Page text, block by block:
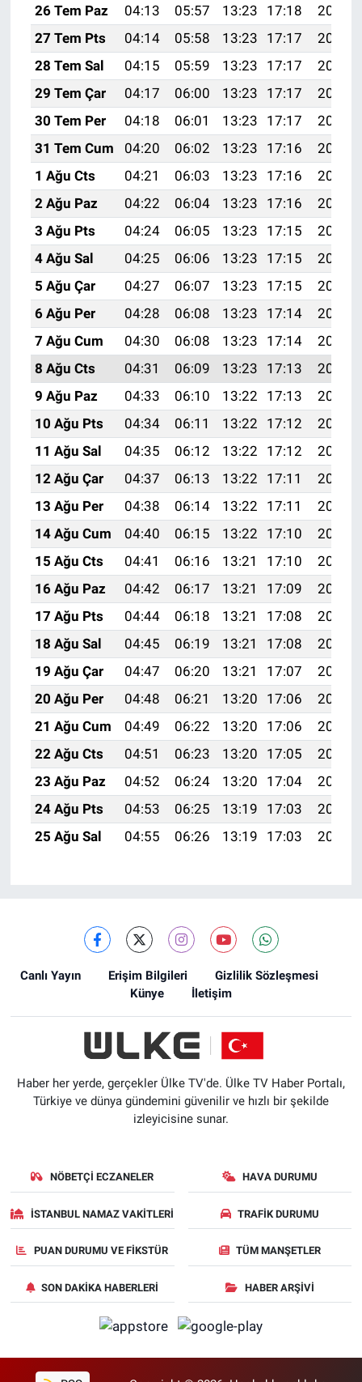
26 Tem Paz
04:13 05:57 13:23 17:18
20:39
27 Tem Pts
04:14 05:58 13:23 17:17
20:38
28 Tem Sal
04:15 05:59 13:23 17:17
20:38
29 Tem Çar
04:17 06:00 13:23 17:17
20:37
30 Tem Per
04:18 06:01 13:23 17:17
20:36
31 Tem Cum
04:20 06:02 13:23 17:16
20:35
1 Ağu Cts
04:21 06:03 13:23 17:16
20:34
2 Ağu Paz
04:22 06:04 13:23 17:16
20:33
3 Ağu Pts
04:24 06:05 13:23 17:15
20:31
4 Ağu Sal
04:25 06:06 13:23 17:15
20:30
5 Ağu Çar
04:27 06:07 13:23 17:15
20:29
6 Ağu Per
04:28 06:08 13:23 17:14
20:28
7 Ağu Cum
04:30 06:08 13:23 17:14
20:27
8 Ağu Cts
04:31 06:09 13:23 17:13
20:26
9 Ağu Paz
04:33 06:10 13:22 17:13
20:24
10 Ağu Pts
04:34 06:11 13:22 17:12
20:23
11 Ağu Sal
04:35 06:12 13:22 17:12
20:22
12 Ağu Çar
04:37 06:13 13:22 17:11
20:21
13 Ağu Per
04:38 06:14 13:22 17:11
20:19
14 Ağu Cum
04:40 06:15 13:22 17:10
20:18
15 Ağu Cts
04:41 06:16 13:21 17:10
20:17
16 Ağu Paz
04:42 06:17 13:21 17:09
20:15
17 Ağu Pts
04:44 06:18 13:21 17:08
20:14
18 Ağu Sal
04:45 06:19 13:21 17:08
20:13
19 Ağu Çar
04:47 06:20 13:21 17:07
20:11
20 Ağu Per
04:48 06:21 13:20 17:06
20:10
21 Ağu Cum
04:49 06:22 13:20 17:06
20:08
22 Ağu Cts
04:51 06:23 13:20 17:05
20:07
23 Ağu Paz
04:52 06:24 13:20 17:04
20:05
24 Ağu Pts
04:53 06:25 13:19 17:03
20:04
25 Ağu Sal
04:55 06:26 13:19 17:03 20:03
Canlı Yayın Erişim Bilgileri
Gizlilik Sözleşmesi
Künye
İletişim
Haber her yerde, gerçekler Ülke TV'de. Ülke TV Haber Portalı,
Türkiye ve dünya gündemini güvenilir ve hızlı bir şekilde
izleyicisine sunar.
NÖBETÇI ECZANELER HAVA DURUMU
İSTANBUL NAMAZ VAKITLERI TRAFIK DURUMU
PUAN DURUMU VE FIKSTÜR TÜM MANŞETLER
SON DAKIKA HABERLERI HABER ARŞIVI